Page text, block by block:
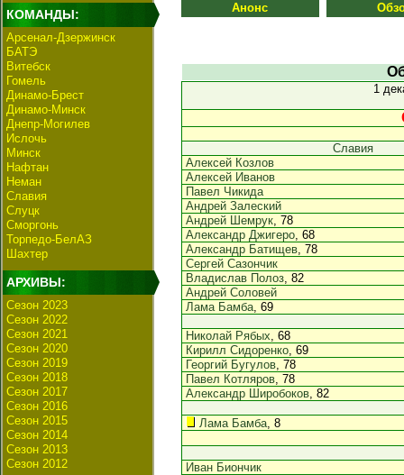
КОМАНДЫ:
Арсенал-Дзержинск
БАТЭ
Витебск
Гомель
Динамо-Брест
Динамо-Минск
Днепр-Могилев
Ислочь
Минск
Нафтан
Неман
Славия
Слуцк
Сморгонь
Торпедо-БелАЗ
Шахтер
АРХИВЫ:
Сезон 2023
Сезон 2022
Сезон 2021
Сезон 2020
Сезон 2019
Сезон 2018
Сезон 2017
Сезон 2016
Сезон 2015
Сезон 2014
Сезон 2013
Сезон 2012
Анонс
1
Славия
Алексей Козлов
Алексей Иванов
Павел Чикида
Андрей Залеский
Андрей Шемрук, 78
Александр Джигеро, 68
Александр Батищев, 78
Сергей Сазончик
Владислав Полоз, 82
Андрей Соловей
Лама Бамба, 69
Николай Рябых, 68
Кирилл Сидоренко, 69
Георгий Бугулов, 78
Павел Котляров, 78
Александр Широбоков, 82
Лама Бамба, 8
Иван Биончик